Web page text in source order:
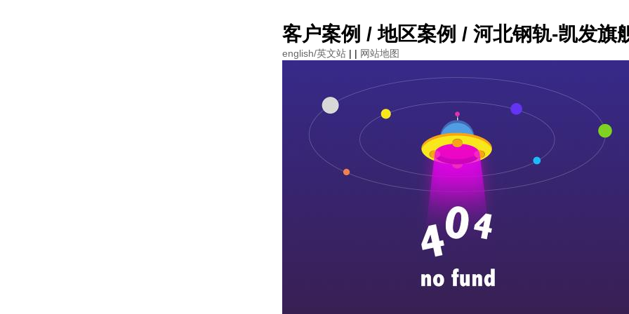
客户案例 / 地区案例 / 河北钢轨-凯发旗
english/英文站 | | 网站地图